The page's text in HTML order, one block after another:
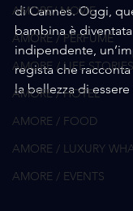
AMORE/ MOVIE
AMORE / PERFUME
AMORE / LIFE STORIES
AMORE / HOTEL
AMORE / FOOD
AMORE / LUXURY
AMORE / EVENTS
di Cannes. Oggi,
bambina è
indipendente,
regista che
la bellezza di essere